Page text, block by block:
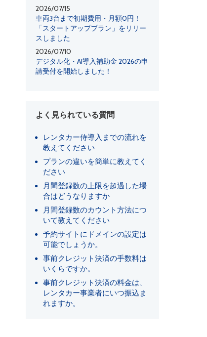
2026/07/15
車両3台まで初期費用・月額0円！
「スタートアッププラン」をリリー
スしました
2026/07/10
デジタル化・AI導入補助金 2026の申
請受付を開始しました！
よく見られている質問
レンタカー侍導入までの流れを
教えてください
プランの違いを簡単に教えてく
ださい
月間登録数の上限を超過した場
合はどうなりますか
月間登録数のカウント方法につ
いて教えてください
予約サイトにドメインの設定は
可能でしょうか。
事前クレジット決済の手数料は
いくらですか。
事前クレジット決済の料金は、
レンタカー事業者にいつ振込ま
れますか。